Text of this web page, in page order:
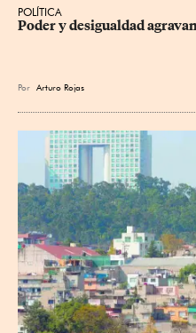
POLÍTICA
Poder y desigualdad
Por Arturo Rojas